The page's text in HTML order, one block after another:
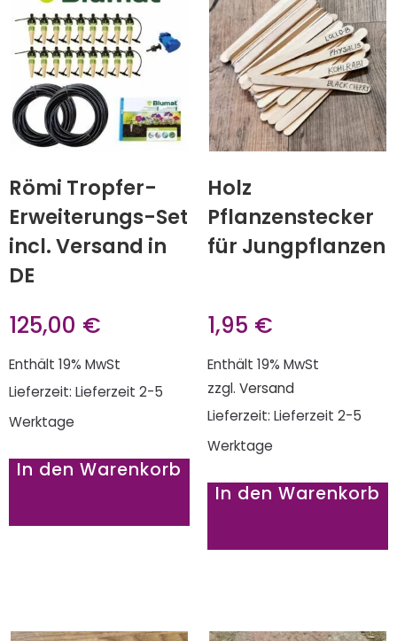
Römi Tropfer-
Erweiterungs-Set
incl. Versand in
DE
125,00 €
Enthält 19% MwSt
Lieferzeit: Lieferzeit 2-5
Werktage
In den Warenkorb
Holz
Pflanzenstecker
für Jungpflanzen
1,95 €
Enthält 19% MwSt
zzgl. Versand
Lieferzeit: Lieferzeit 2-5
Werktage
In den Warenkorb